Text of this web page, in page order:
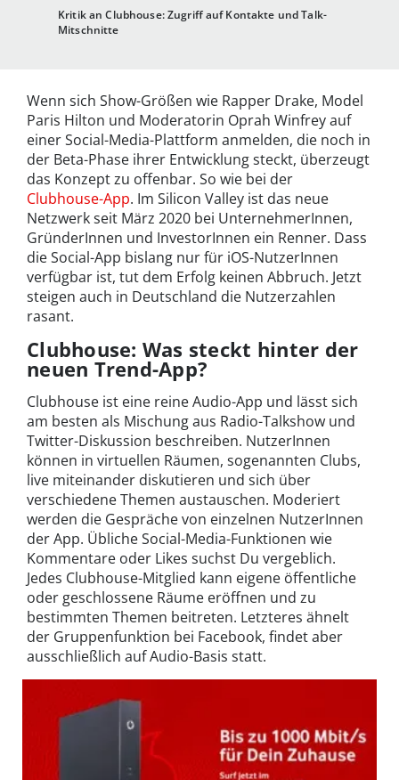
Kritik an Clubhouse: Zugriff auf Kontakte und Talk-
Mitschnitte
Wenn sich Show-Größen wie Rapper Drake, Model
Paris Hilton und Moderatorin Oprah Winfrey auf
einer Social-Media-Plattform anmelden, die noch in
der Beta-Phase ihrer Entwicklung steckt, überzeugt
das Konzept zu offenbar. So wie bei der
Clubhouse-App. Im Silicon Valley ist das neue
Netzwerk seit März 2020 bei UnternehmerInnen,
GründerInnen und InvestorInnen ein Renner. Dass
die Social-App bislang nur für iOS-NutzerInnen
verfügbar ist, tut dem Erfolg keinen Abbruch. Jetzt
steigen auch in Deutschland die Nutzerzahlen
rasant.
Clubhouse: Was steckt hinter der
neuen Trend-App?
Clubhouse ist eine reine Audio-App und lässt sich
am besten als Mischung aus Radio-Talkshow und
Twitter-Diskussion beschreiben. NutzerInnen
können in virtuellen Räumen, sogenannten Clubs,
live miteinander diskutieren und sich über
verschiedene Themen austauschen. Moderiert
werden die Gespräche von einzelnen NutzerInnen
der App. Übliche Social-Media-Funktionen wie
Kommentare oder Likes suchst Du vergeblich.
Jedes Clubhouse-Mitglied kann eigene öffentliche
oder geschlossene Räume eröffnen und zu
bestimmten Themen beitreten. Letzteres ähnelt
der Gruppenfunktion bei Facebook, findet aber
ausschließlich auf Audio-Basis statt.